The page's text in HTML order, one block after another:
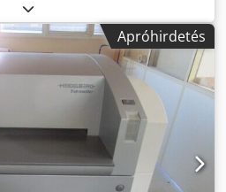
Teljesítmény: akár 11
típusától függően) Formátum:
mindkét formátumhoz Csdpfx
(Ma x Sz): 240 x 240 mm-
0,15 mm - 0,30 mm
lpi, AM és FM vetítés
Tányérszámláló: 81600 db
db Összes felhasznált anyag:
összesen: 86417 db Az összes
Az összes ütés összesen:
Apróhirdetés